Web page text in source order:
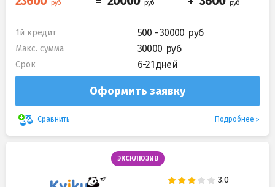
1й кредит 500 - 30000
Макс. сумма 30000
Срок 6-21 дней
Оформить заявку
Сравнить Подробнее
ЭКСКЛЮЗИВ